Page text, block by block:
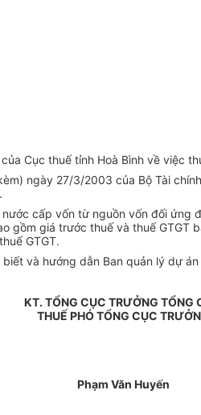
Cục thuế tỉnh Hoà Bình về việc
ngày 27/3/2003 của Bộ Tài
cấp vốn từ nguồn vốn đối
gồm giá trước thuế và thuế
GTGT.
và hướng dẫn Ban quản lý dự
KT. TỔNG CỤC TRƯỞNG TỔNG
THUẾ PHÓ TỔNG CỤC
Phạm Văn Huyến